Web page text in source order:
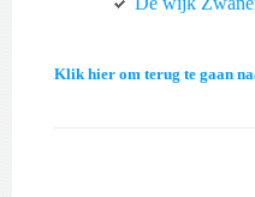
Klik hier om terug te gaan